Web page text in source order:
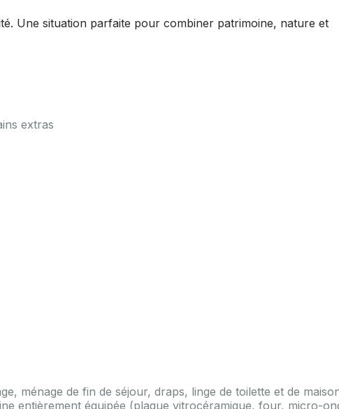
Une situation parfaite pour combiner patrimoine, nature et
extras
ménage de fin de séjour, draps, linge de toilette et de
entièrement équipée (plaque vitrocéramique, four, micro-